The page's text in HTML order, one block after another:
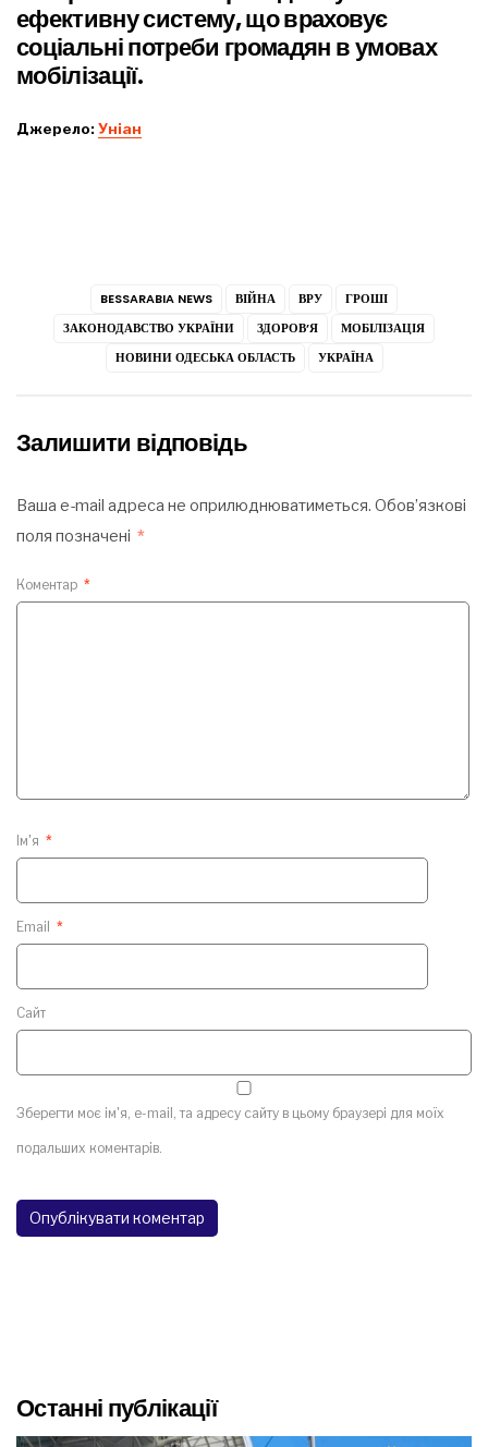
ефективну систему, що враховує
соціальні потреби громадян в умовах
мобілізації.
Джерело: Уніан
BESSARABIA NEWS ВІЙНА ВРУ
ГРОШІ
ЗАКОНОДАВСТВО УКРАЇНИ
ЗДОРОВ’Я
МОБІЛІЗАЦІЯ
НОВИНИ ОДЕСЬКА ОБЛАСТЬ
УКРАЇНА
Залишити відповідь
Ваша e-mail адреса не оприлюднюватиметься. Обов’язкові
поля позначені *
Коментар *
Ім'я *
Email *
Сайт
Зберегти моє ім'я, e-mail, та адресу сайту в цьому браузері для моїх
подальших коментарів.
Останні публікації